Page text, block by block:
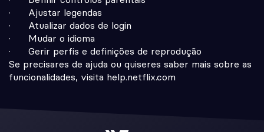
· Ajustar legendas
· Atualizar dados de login
· Mudar o idioma
· Gerir perfis e definições de reprodução
Se precisares de ajuda ou quiseres saber mais sobre as
funcionalidades, visita help.netflix.com